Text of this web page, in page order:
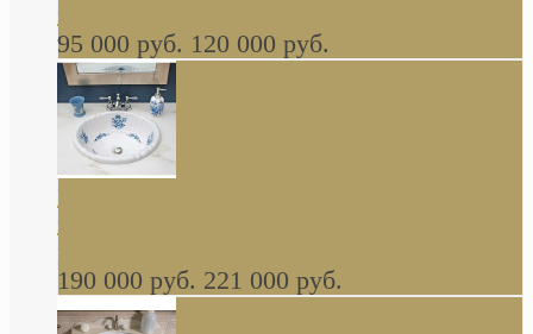
навесное КОМПЛЕКТ
95 000 руб. 120 000 руб.
Decorated Bathroom раковина овальная
встраиваемая для ванной с рисунком синяя
роза В НАЛИЧИИ
190 000 руб. 221 000 руб.